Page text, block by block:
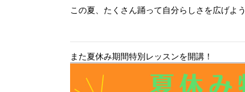
この夏、たくさん踊って自分らしさを広げよう
また夏休み期間特別レッスンを開講！